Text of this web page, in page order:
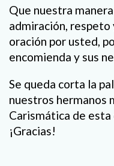
Que nuestra
admiración, respeto
oración por usted,
encomienda y sus
Se queda corta la
nuestros hermanos
Carismática de
¡Gracias!